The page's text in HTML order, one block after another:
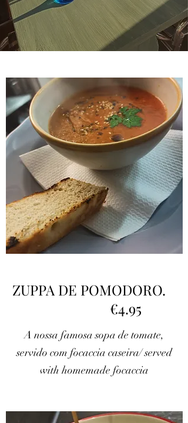
ZUPPA DE POMODORO.
€4.95
A nossa famosa sopa de tomate,
servido com focaccia caseira/ served
with homemade focaccia